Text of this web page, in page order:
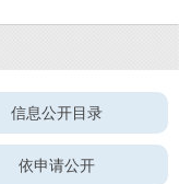
信息公开目录
依申请公开